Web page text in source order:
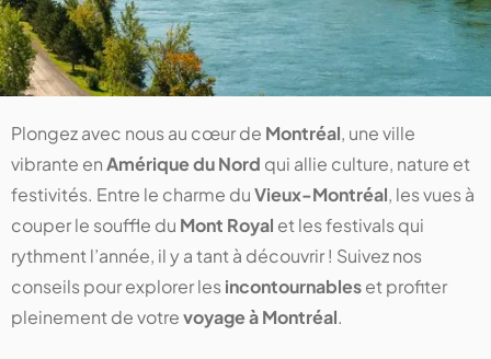
Plongez avec nous au cœur de Montréal, une ville
vibrante enAmérique du Nord qui allie culture, nature et
festivités. Entre le charme duVieux-Montréal, les vues à
couper le souffle du Mont Royal et les festivals qui
rythment l’année, il y a tant à découvrir ! Suivez nos
conseils pour explorer lesincontournableset profiter
pleinement de votrevoyage à Montréal.